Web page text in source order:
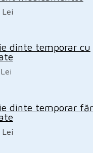
dinte temporar cu
dinte temporar